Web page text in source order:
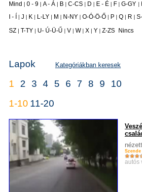
Mind | 0 - 9 | A - Á | B | C-CS | D | E - É | F | G-GY |
I - Í | J | K | L-LY | M | N-NY | O-Ó-Ö-Ő | P | Q | R | S-
SZ | T-TY | U- Ú-Ü-Ű | V | W | X | Y | Z-ZS Nincs
Lapok Kategóriákban keresek
1 2 3 4 5 6 7 8 9
10
1-10 11-20
Szende
autós